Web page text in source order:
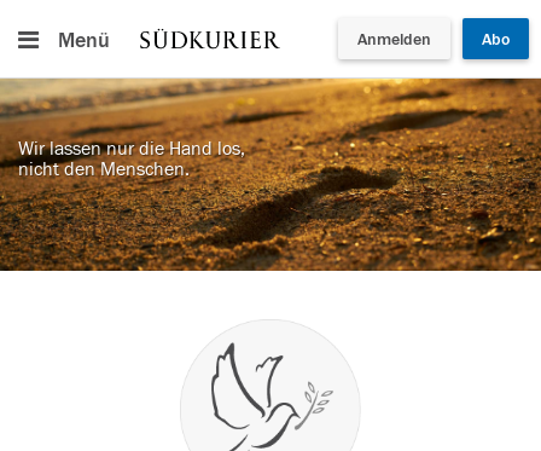
Menü Anmelden Abo
Wir lassen nur die Hand los,
nicht den Menschen.